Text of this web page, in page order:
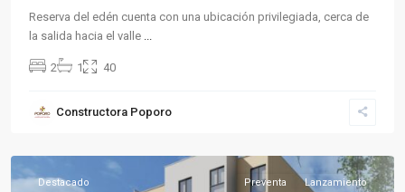
Reserva del edén cuenta con una ubicación privilegiada, cerca de
la salida hacia el valle ...
2 1 40
Constructora Poporo
Occidente,
Destacado Preventa Lanzamiento